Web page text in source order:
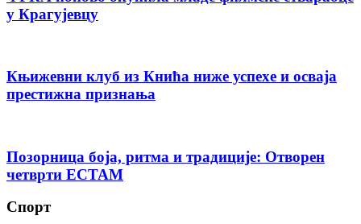
у Крагујевцу
Књижевни клуб из Кнића ниже успехе и осваја
престижна признања
Позорница боја, ритма и традиције: Отворен
четврти ЕСТАМ
Спорт